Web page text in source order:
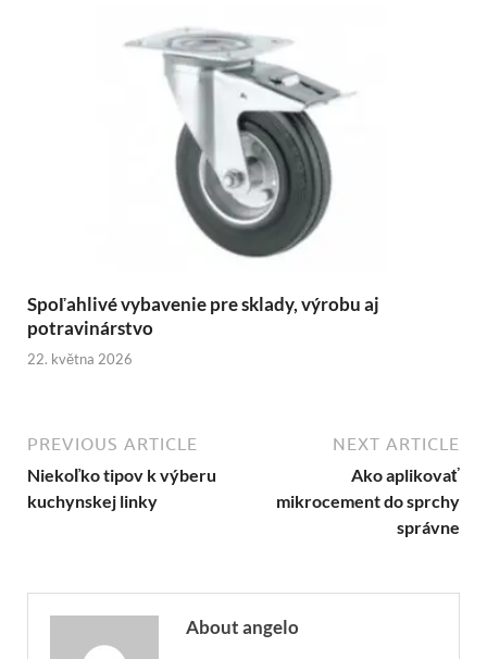
Spoľahlivé vybavenie pre sklady, výrobu aj
potravinárstvo
22. května 2026
PREVIOUS ARTICLE
Niekoľko tipov k výberu
kuchynskej linky
NEXT ARTICLE
Ako aplikovať
mikrocement do sprchy
správne
About angelo